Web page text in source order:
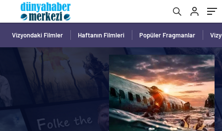
Vizyondaki Filmler Haftanın Filmleri Popüler Fragmanlar